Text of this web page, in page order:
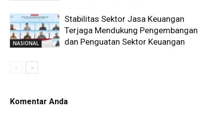
NASIONAL
Stabilitas Sektor Jasa Keuangan
Terjaga Mendukung Pengembangan
dan Penguatan Sektor Keuangan
Komentar Anda